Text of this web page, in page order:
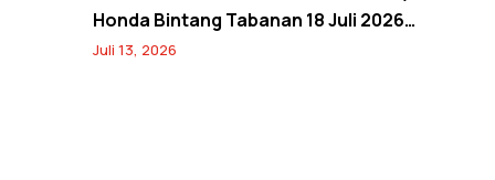
Honda Bintang Tabanan 18 Juli 2026:
Banjir Diskon Servis hingga 20% dan
Juli 13, 2026